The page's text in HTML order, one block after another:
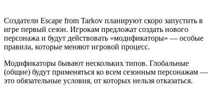
Создатели Escape from Tarkov планируют скоро запустить в
игре первый сезон. Игрокам предложат создать нового
персонажа и будут действовать «модификаторы» — особые
правила, которые меняют игровой процесс.
Модификаторы бывают нескольких типов. Глобальные
(общие) будут применяться ко всем сезонным персонажам —
это обязательные условия, от которых нельзя отказаться.